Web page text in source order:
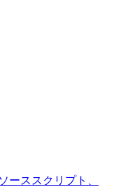
ーススクリプト、